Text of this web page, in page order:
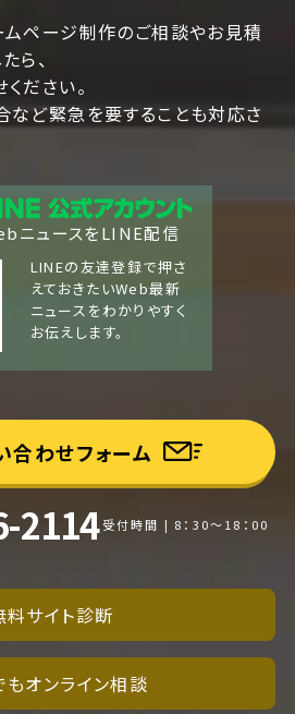
ページ制作のご相談やお見積
ら、
ださい。
ど緊急を要することも対応さ
ニュースをLINE配信
LINEの友達登録で押さ
えておきたいWeb最新
ニュースをわかりやすく
お伝えします。
合わせフォーム
2114 受付時間 | 8：30～18：00
料サイト診断
もオンライン相談